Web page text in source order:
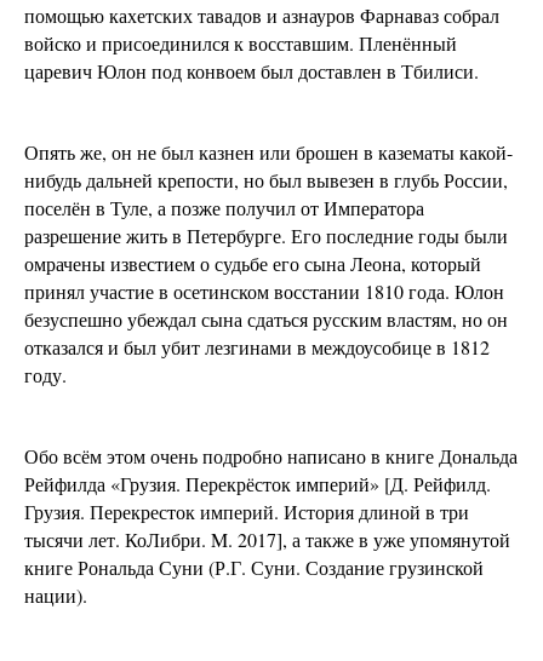
помощью кахетских тавадов и азнауров Фарнаваз собрал
войско и присоединился к восставшим. Пленённый
царевич Юлон под конвоем был доставлен в Тбилиси.
Опять же, он не был казнен или брошен в казематы какой-
нибудь дальней крепости, но был вывезен в глубь России,
поселён в Туле, а позже получил от Императора
разрешение жить в Петербурге. Его последние годы были
омрачены известием о судьбе его сына Леона, который
принял участие в осетинском восстании 1810 года. Юлон
безуспешно убеждал сына сдаться русским властям, но он
отказался и был убит лезгинами в междоусобице в 1812
году.
Обо всём этом очень подробно написано в книге Дональда
Рейфилда «Грузия. Перекрёсток империй» [Д. Рейфилд.
Грузия. Перекресток империй. История длиной в три
тысячи лет. КоЛибри. M. 2017], а также в уже упомянутой
книге Рональда Суни (Р.Г. Суни. Создание грузинской
нации).